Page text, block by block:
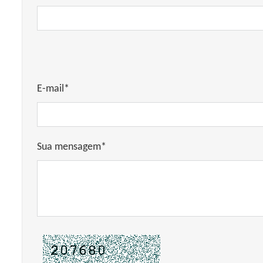
E-mail*
Sua mensagem*